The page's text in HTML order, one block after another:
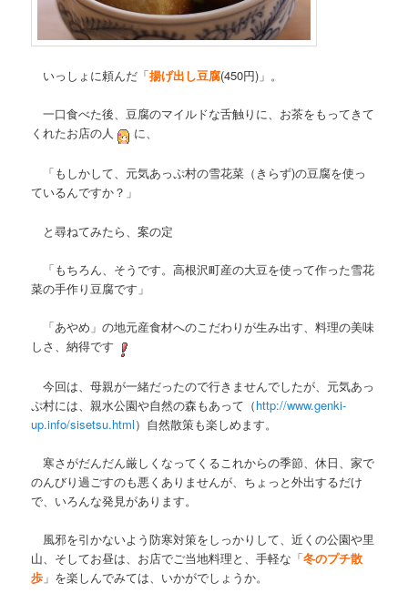
いっしょに頼んだ「揚げ出し豆腐(450円)」。
一口食べた後、豆腐のマイルドな舌触りに、お茶をもってきて
くれたお店の人
に、
「もしかして、元気あっぷ村の雪花菜（きらず)の豆腐を使っ
ているんですか？」
と尋ねてみたら、案の定
「もちろん、そうです。高根沢町産の大豆を使って作った雪花
菜の手作り豆腐です」
「あやめ」の地元産食材へのこだわりが生み出す、料理の美味
しさ、納得です
今回は、母親が一緒だったので行きませんでしたが、元気あっ
ぷ村には、親水公園や自然の森もあって（http://www.genki-
up.info/sisetsu.html）自然散策も楽しめます。
寒さがだんだん厳しくなってくるこれからの季節、休日、家で
のんびり過ごすのも悪くありませんが、ちょっと外出するだけ
で、いろんな発見があります。
風邪を引かないよう防寒対策をしっかりして、近くの公園や里
山、そしてお昼は、お店でご当地料理と、手軽な「冬のプチ散
歩 」を楽しんでみては、いかがでしょうか。